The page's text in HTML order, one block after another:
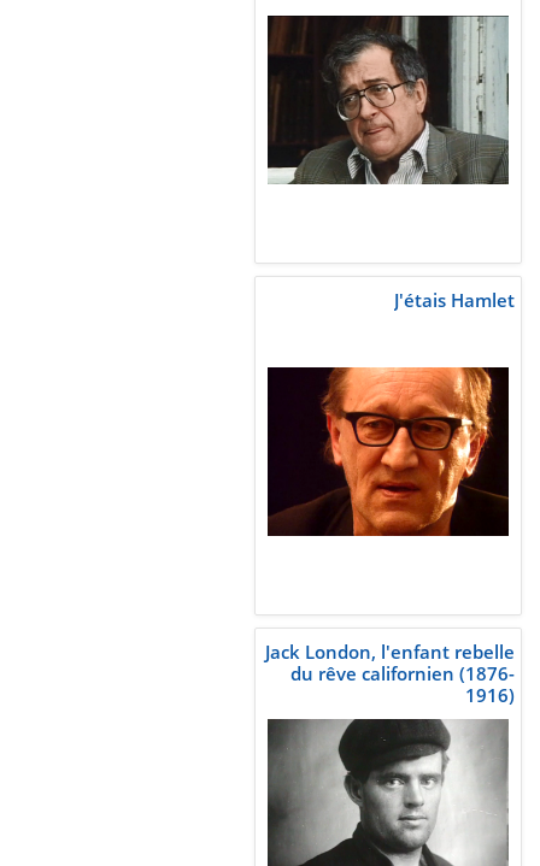
J'étais Hamlet
Jack London, l'enfant rebelle
du rêve californien (1876-
1916)